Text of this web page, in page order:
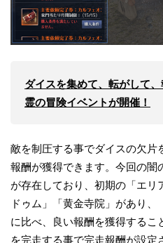
ダイスを集めて、転がして
霊の冒険イベントが開催！
敵を制圧する事でダイスの欠片
報酬が獲得できます。今回の闇
が存在しており、初期の「エリ
ドゥム」「黄金寺院」があり
に比べ、良い報酬を獲得するこ
を完走する事で完走報酬が設定